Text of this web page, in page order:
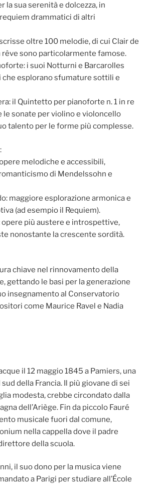
la sua serenità e dolcezza, in
drammatici di altri
oltre 100 melodie, di cui Clair de
rêve sono particolarmente famose.
i suoi Notturni e Barcarolles
che esplorano sfumature sottili e
il Quintetto per pianoforte n. 1 in re
le sonate per violino e violoncello
talento per le forme più complesse.
melodiche e accessibili,
di Mendelssohn e
maggiore esplorazione armonica e
(ad esempio il Requiem).
più austere e introspettive,
nonostante la crescente sordità.
chiave nel rinnovamento della
gettando le basi per la generazione
insegnamento al Conservatorio
come Maurice Ravel e Nadia
il 12 maggio 1845 a Pamiers, una
della Francia. Il più giovane di sei
modesta, crebbe circondato dalla
dell’Ariège. Fin da piccolo Fauré
musicale fuori dal comune,
nella cappella dove il padre
della scuola.
il suo dono per la musica viene
a Parigi per studiare all’École